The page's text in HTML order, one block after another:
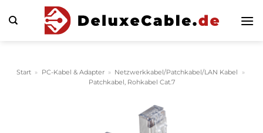
Inhalt
Start » PC-Kabel & Adapter » Netzwerkkabel/Patchkabel/LAN Kabel
»
Patchkabel, Rohkabel Cat.7